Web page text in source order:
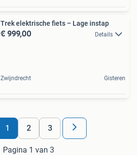
Trek elektrische fiets – Lage instap
€ 999,00 Details
Zwijndrecht Gisteren
1 2 3
Pagina 1 van 3